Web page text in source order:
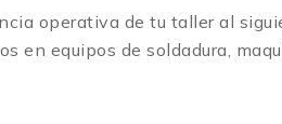
operativa de tu taller al
en equipos de soldadura,